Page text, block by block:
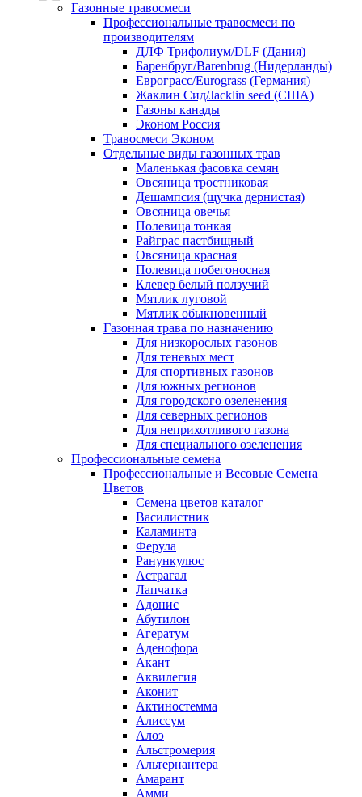
Газонные травосмеси
Профессиональные травосмеси по
производителям
ДЛФ Трифолиум/DLF (Дания)
Баренбруг/Barenbrug (Нидерланды)
Еврограсс/Eurograss (Германия)
Жаклин Сид/Jacklin seed (США)
Газоны канады
Эконом Россия
Травосмеси Эконом
Отдельные виды газонных трав
Маленькая фасовка семян
Овсяница тростниковая
Дешампсия (щучка дернистая)
Овсяница овечья
Полевица тонкая
Райграс пастбищный
Овсяница красная
Полевица побегоносная
Клевер белый ползучий
Мятлик луговой
Мятлик обыкновенный
Газонная трава по назначению
Для низкорослых газонов
Для теневых мест
Для спортивных газонов
Для южных регионов
Для городского озеленения
Для северных регионов
Для неприхотливого газона
Для специального озеленения
Профессиональные семена
Профессиональные и Весовые Семена
Цветов
Семена цветов каталог
Василистник
Каламинта
Ферула
Ранункулюс
Астрагал
Лапчатка
Адонис
Абутилон
Агератум
Аденофора
Акант
Аквилегия
Аконит
Актиностемма
Алиссум
Алоэ
Альстромерия
Альтернантера
Амарант
Амми